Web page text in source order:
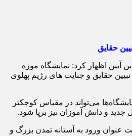
حقایق
آیین اظهار کرد: نمایشگاه موزه
حقایق و جنایت های رژیم پهلوی
می‌تواند در مقیاس کوچکتر
و دانش آموزان نیز برپا شود.
عنوان ورود به آستانه تمدن بزرگ و